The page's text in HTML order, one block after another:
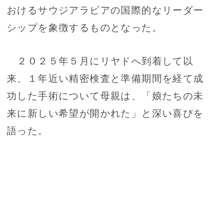
おけるサウジアラビアの国際的なリーダー
シップを象徴するものとなった。
２０２５年５月にリヤドへ到着して以
来、１年近い精密検査と準備期間を経て成
功した手術について母親は、「娘たちの未
来に新しい希望が開かれた」と深い喜びを
語った。